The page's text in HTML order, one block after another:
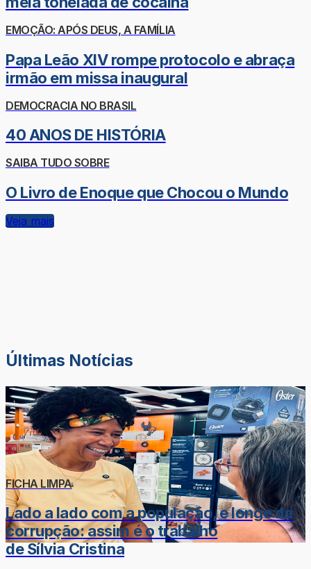
EMOÇÃO: APÓS DEUS, A FAMÍLIA
Papa Leão XIV rompe protocolo e abraça
irmão em missa inaugural
DEMOCRACIA NO BRASIL
40 ANOS DE HISTÓRIA
SAIBA TUDO SOBRE
O Livro de Enoque que Chocou o Mundo
Veja mais
Últimas Notícias
FICHA LIMPA
Lado a lado com a população, e longe da
corrupção: assim é o trabalho
de Sílvia Cristina